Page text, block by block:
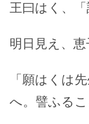
王曰はく、「
明日見え、恵
「願はくは
へ。譬ふるこ